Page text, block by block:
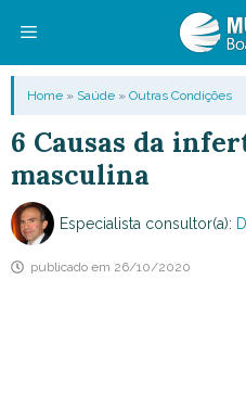
conteúdo
Menu
Home » Saúde » Outras Condições
6 Causas da
masculina
Especialista consultor(a):
publicado em 26/10/2020